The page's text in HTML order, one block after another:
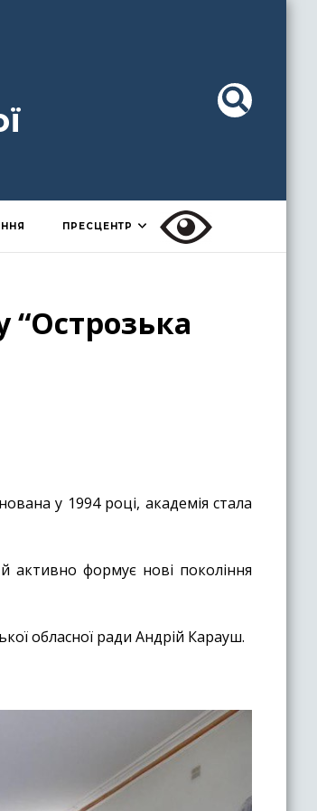
ПРЕСЦЕНТР
“Острозька
у 1994 році, академія стала
активно формує нові покоління
обласної ради Андрій Карауш.